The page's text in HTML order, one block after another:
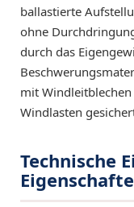
ballastierte
ohne
durch das
mit
Windlasten
Technische